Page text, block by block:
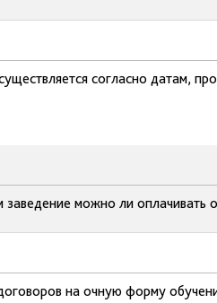
согласно датам,
можно ли оплачивать
на очную форму